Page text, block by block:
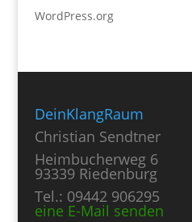
WordPress.org
DeinKlangRaum
Christian Sendtner
Heimbucherweg 6
93339 Riedenburg
Tel.: 09442 906295
eine E-Mail senden